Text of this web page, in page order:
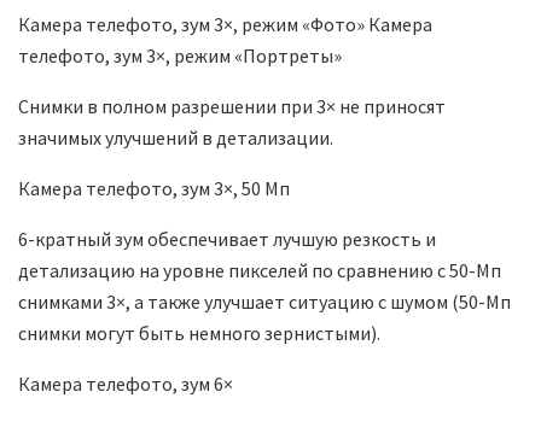
Камера телефото, зум 3×, режим «Фото» Камера
телефото, зум 3×, режим «Портреты»
Снимки в полном разрешении при 3× не приносят
значимых улучшений в детализации.
Камера телефото, зум 3×, 50 Мп
6-кратный зум обеспечивает лучшую резкость и
детализацию на уровне пикселей по сравнению с 50-Мп
снимками 3×, а также улучшает ситуацию с шумом (50-Мп
снимки могут быть немного зернистыми).
Камера телефото, зум 6×